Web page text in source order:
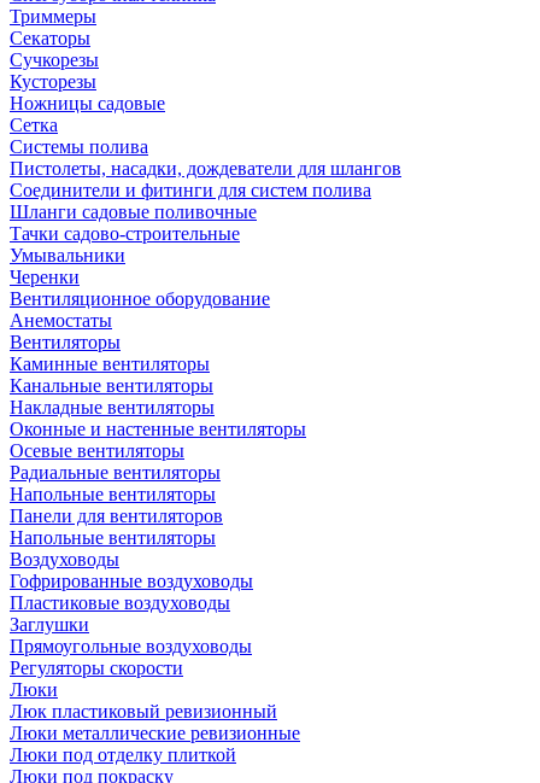
Триммеры
Секаторы
Сучкорезы
Кусторезы
Ножницы садовые
Сетка
Системы полива
Пистолеты, насадки, дождеватели для шлангов
Соединители и фитинги для систем полива
Шланги садовые поливочные
Тачки садово-строительные
Умывальники
Черенки
Вентиляционное оборудование
Анемостаты
Вентиляторы
Каминные вентиляторы
Канальные вентиляторы
Накладные вентиляторы
Оконные и настенные вентиляторы
Осевые вентиляторы
Радиальные вентиляторы
Напольные вентиляторы
Панели для вентиляторов
Напольные вентиляторы
Воздуховоды
Гофрированные воздуховоды
Пластиковые воздуховоды
Заглушки
Прямоугольные воздуховоды
Регуляторы скорости
Люки
Люк пластиковый ревизионный
Люки металлические ревизионные
Люки под отделку плиткой
Люки под покраску